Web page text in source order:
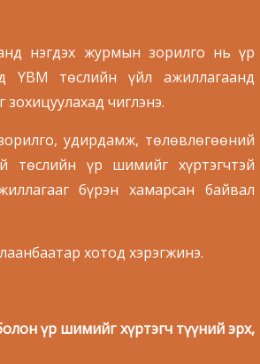
нэгдэх журмын зорилго нь үр
YBM төслийн үйл ажиллагаанд
чиглэнэ.
удирдамж, төлөвлөгөөний
төслийн үр шимийг хүртэгчтэй
бүрэн хамарсан байвал
хотод хэрэгжинэ.
үр шимийг хүртэгч түүний эрх,